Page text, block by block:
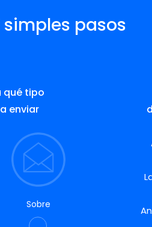
pasos
qué tipo
enviar
Sobre